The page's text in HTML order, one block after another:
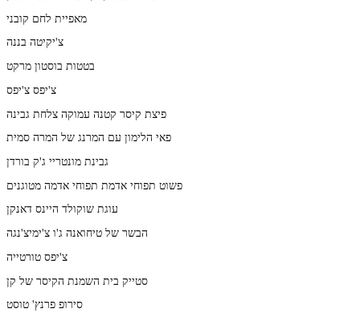
מאפיית לחם קובני
צ'יקיטה בננה
בטטות בוסטון מרקט
צ'יפס צ'יפס
פיצת קיסר קטנה עמוקה צלחת גבינה
פאי הלימון עם המרנג של המרה סמית
גבינת מונטריי ג'ק בורדן
פשוט תפוחי אדמת תפוחי אדמה מטוגנים
עוגת שוקולד היינס דאנקן
הבשר של טיחואנה ג'ו צ'ימיצ'נגה
צ'יפס טורטייה
סטייק בית השמנת הקיסר של קן
סירופ פרנץ' טוסט